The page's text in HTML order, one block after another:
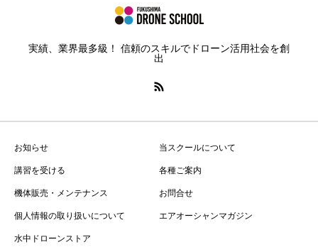
実績、業界最多級！ 信頼のスキルでドローン活用社会を創
出
お知らせ
当スクールについて
講習を受ける
各種ご案内
機体販売・メンテナンス
お問合せ
個人情報の取り扱いについて
エアオーシャンマガジン
水中ドローンストア